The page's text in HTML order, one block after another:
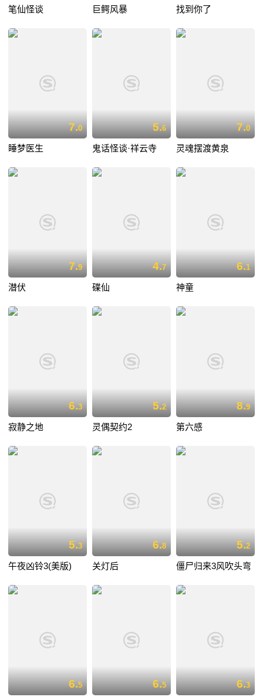
笔仙怪谈 巨鳄风暴 找到你了
7.0
睡梦医生
5.6
鬼话怪谈·祥云寺
7.0
灵魂摆渡黄泉
7.9
潜伏
4.7
碟仙
6.1
神童
6.3
寂静之地
5.2
灵偶契约2
8.9
第六感
5.3
午夜凶铃3(美版)
6.8
关灯后
5.2
僵尸归来3风吹头弯
6.5 6.5 6.3